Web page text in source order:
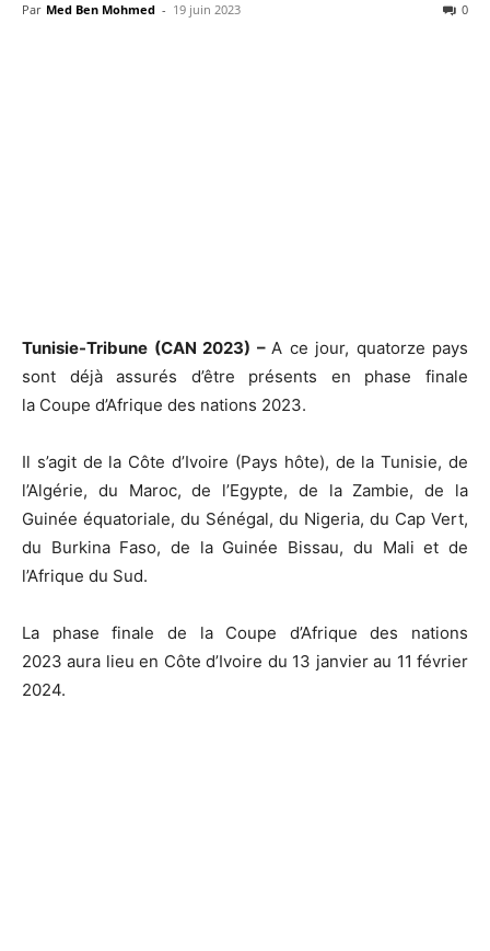
Par Med Ben Mohmed - 19 juin 2023 0
Tunisie-Tribune (CAN 2023) – A ce jour, quatorze pays
sont déjà assurés d’être présents en phase finale
la Coupe d’Afrique des nations 2023.
Il s’agit de la Côte d’Ivoire (Pays hôte), de la Tunisie, de
l’Algérie, du Maroc, de l’Egypte, de la Zambie, de la
Guinée équatoriale, du Sénégal, du Nigeria, du Cap Vert,
du Burkina Faso, de la Guinée Bissau, du Mali et de
l’Afrique du Sud.
La phase finale de la Coupe d’Afrique des nations
2023 aura lieu en Côte d’Ivoire du 13 janvier au 11 février
2024.